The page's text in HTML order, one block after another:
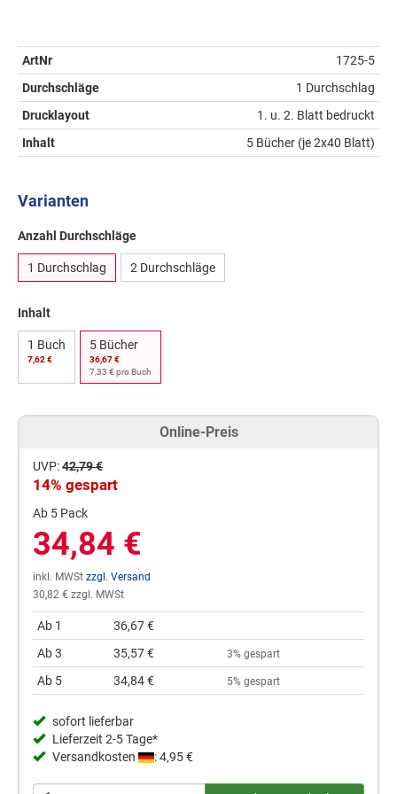
ArtNr
1725-5
Durchschläge
1 Durchschlag
Drucklayout
1. u. 2. Blatt bedruckt
Inhalt
5 Bücher (je 2x40 Blatt)
Varianten
Anzahl Durchschläge
1 Durchschlag 2 Durchschläge
Inhalt
1 Buch
7,62 €
5 Bücher
36,67 €
7,33 € pro Buch
Online-Preis
UVP:42,79 €
14% gespart
Ab 5 Pack
34,84 €
inkl. MWSt zzgl. Versand
30,82 € zzgl. MWSt
Ab 1
36,67 €
Ab 3
35,57 € 3% gespart
Ab 5 34,84 € 5% gespart
sofort lieferbar
Lieferzeit 2-5 Tage*
Versandkosten
: 4,95 €